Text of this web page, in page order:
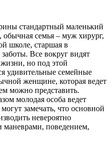
стандартный маленький
семья – муж хирург,
школе, старшая в
Все вокруг видят
но под этой
удивительные семейные
женщине, которая ведет
можно представить.
молодая особа ведет
замечать, что основной
невероятно
маневрами, поведением,